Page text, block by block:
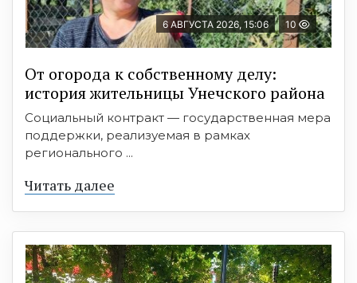
6 АВГУСТА 2026, 15:06 10
От огорода к собственному делу:
история жительницы Унечского района
Социальный контракт — государственная мера
поддержки, реализуемая в рамках
регионального ...
Читать далее